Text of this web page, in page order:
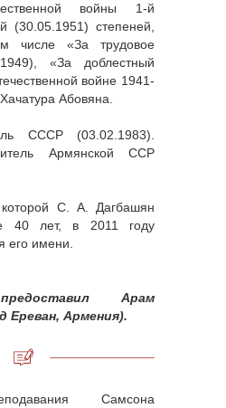
войны 1-й
(30.05.1951) степеней,
числе «За трудовое
«За доблестный
войне 1941-
Абовяна.
СССР (03.02.1983).
Армянской ССР
С. А. Дагбашян
40 лет, в 2011 году
его имени.
Арам
Ереван, Армения).
Самсона